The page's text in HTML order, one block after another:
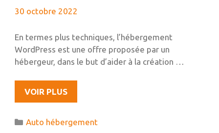
30 octobre 2022
En termes plus techniques, l’hébergement
WordPress est une offre proposée par un
hébergeur, dans le but d’aider à la création …
VOIR PLUSQUEL
HÉBERGEMENT
UN
Catégories
Auto hébergement